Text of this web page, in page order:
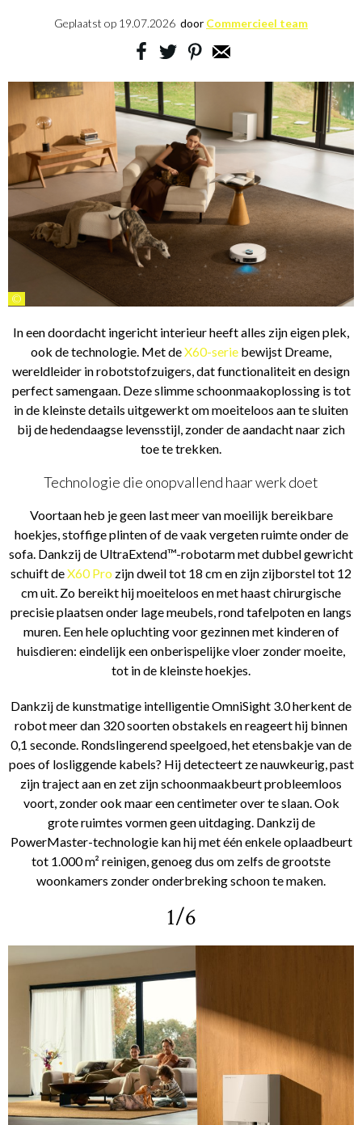
Geplaatst op 19.07.2026 door Commercieel team
©
In een doordacht ingericht interieur heeft alles zijn eigen plek,
ook de technologie. Met deX60-serie bewijst Dreame,
wereldleider in robotstofzuigers, dat functionaliteit en design
perfect samengaan. Deze slimme schoonmaakoplossing is tot
in de kleinste details uitgewerkt om moeiteloos aan te sluiten
bij de hedendaagse levensstijl, zonder de aandacht naar zich
toe te trekken.
Technologie die onopvallend haar werk doet
Voortaan heb je geen last meer van moeilijk bereikbare
hoekjes, stoffige plinten of de vaak vergeten ruimte onder de
sofa. Dankzij de UltraExtend™-robotarm met dubbel gewricht
schuift deX60 Pro zijn dweil tot 18 cm en zijn zijborstel tot 12
cm uit. Zo bereikt hij moeiteloos en met haast chirurgische
precisie plaatsen onder lage meubels, rond tafelpoten en langs
muren. Een hele opluchting voor gezinnen met kinderen of
huisdieren: eindelijk een onberispelijke vloer zonder moeite,
tot in de kleinste hoekjes.
Dankzij de kunstmatige intelligentie OmniSight 3.0 herkent de
robot meer dan 320 soorten obstakels en reageert hij binnen
0,1 seconde. Rondslingerend speelgoed, het etensbakje van de
poes of losliggende kabels? Hij detecteert ze nauwkeurig, past
zijn traject aan en zet zijn schoonmaakbeurt probleemloos
voort, zonder ook maar een centimeter over te slaan. Ook
grote ruimtes vormen geen uitdaging. Dankzij de
PowerMaster-technologie kan hij met één enkele oplaadbeurt
tot 1.000 m² reinigen, genoeg dus om zelfs de grootste
woonkamers zonder onderbreking schoon te maken.
1/6